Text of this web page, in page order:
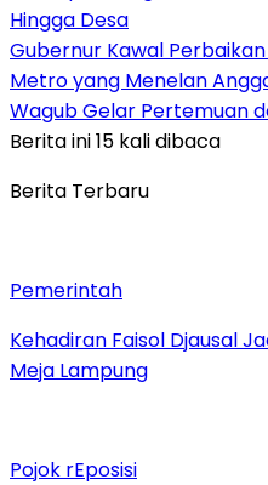
Hingga Desa
Gubernur Kawal
Metro yang Menelan
Wagub Gelar Pertemuan
Berita ini 15 kali dibaca
Berita Terbaru
Pemerintah
Kehadiran Faisol Djausal
Meja Lampung
Pojok rEposisi